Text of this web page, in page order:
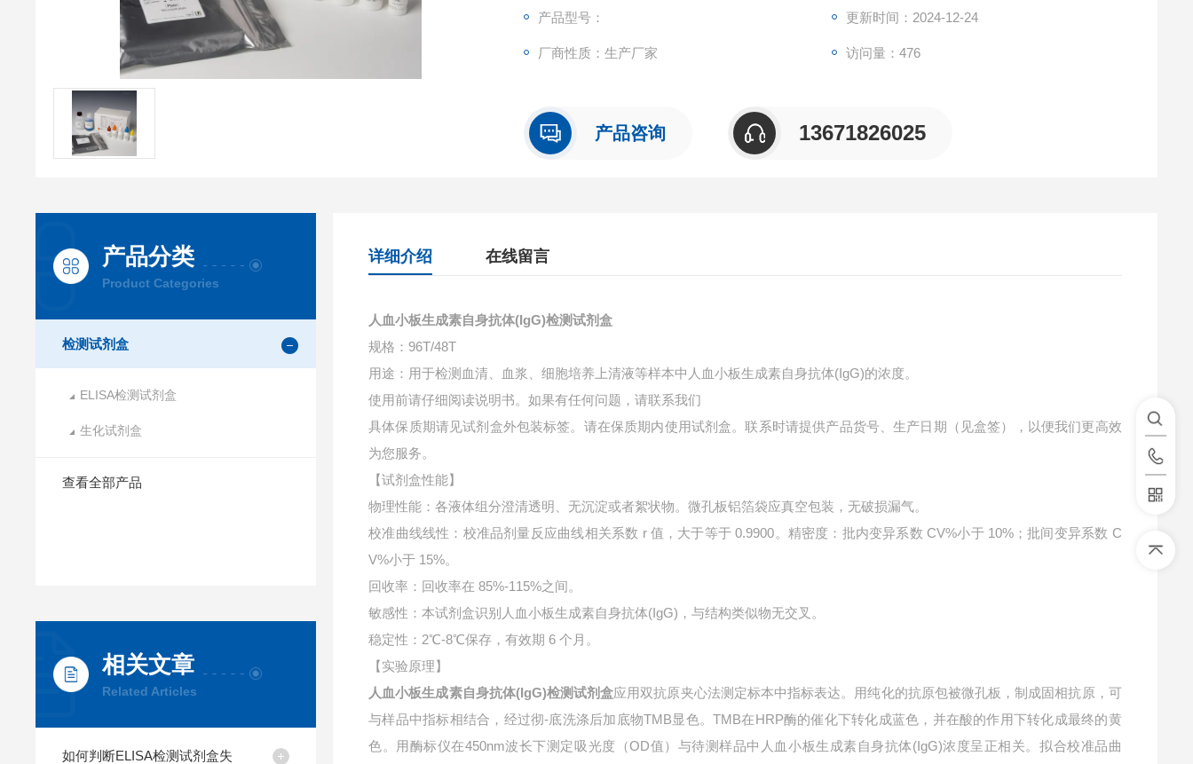
产品型号： 更新时间：2024-12-24
厂商性质：生产厂家 访问量：476
产品咨询 13671826025
产品分类
Product Categories
检测试剂盒
ELISA检测试剂盒
生化试剂盒
查看全部产品
相关文章
Related Articles
如何判断ELISA检测试剂盒失
详细介绍 在线留言
人血小板生成素自身抗体(IgG)检测试剂盒
规格：96T/48T
用途：用于检测血清、血浆、细胞培养上清液等样本中 人血小板生成素自身抗体(IgG)的浓度。
使用前请仔细阅读说明书。如果有任何问题，请联系我们
具体保质期请见试剂盒外包装标签。请在保质期内使用试剂盒。联系时请提供产品货号、生产日期（见盒签），以便我们更高效
为您服务。
【试剂盒性能】
物理性能：各液体组分澄清透明、无沉淀或者絮状物。微孔板铝箔袋应真空包装，无破损漏气。
校准曲线线性：校准品剂量反应曲线相关系数 r 值，大于等于 0.9900。精密度：批内变异系数 CV%小于 10%；批间变异系数 C
V%小于 15%。
回收率：回收率在 85%-115%之间。
敏感性：本试剂盒识别人血小板生成素自身抗体(IgG)，与结构类似物无交叉。
稳定性：2℃-8℃保存，有效期 6 个月。
【实验原理】
人血小板生成素自身抗体(IgG)检测试剂盒应用双抗原夹心法测定标本中指标表达。用纯化的抗原包被微孔板，制成固相抗原，可
与样品中指标相结合，经过彻-底洗涤后加底物TMB显色。TMB在HRP酶的催化下转化成蓝色，并在酸的作用下转化成最终的黄
色。用酶标仪在450nm波长下测定吸光度（OD值）与待测样品中 人血小板生成素自身抗体(IgG)浓度呈正相关。拟合校准品曲